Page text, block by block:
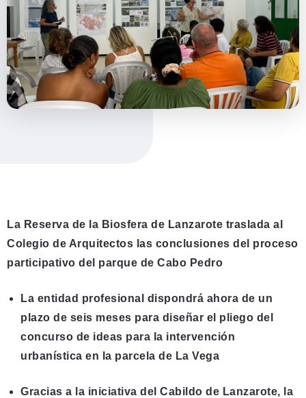
La Reserva de la Biosfera de Lanzarote traslada al
Colegio de Arquitectos las conclusiones del proceso
participativo del parque de Cabo Pedro
La entidad profesional dispondrá ahora de un
plazo de seis meses para diseñar el pliego del
concurso de ideas para la intervención
urbanística en la parcela de La Vega
Gracias a la iniciativa del Cabildo de Lanzarote, la